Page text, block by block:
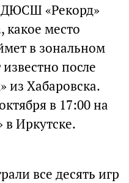
ДЮСШ «Рекорд»
, какое место
в зональном
известно после
из Хабаровска.
в 17:00 на
в Иркутске.
все десять игр